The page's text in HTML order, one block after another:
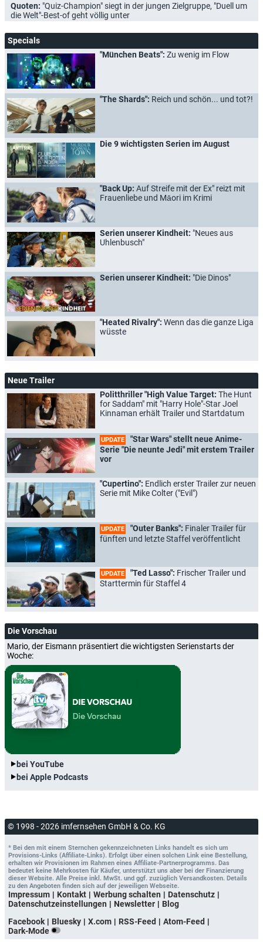
Quoten: "Quiz-Champion" siegt in der jungen Zielgruppe, "Duell um
die Welt"-Best-of geht völlig unter
Specials
"München Beats": Zu wenig im Flow
"The Shards": Reich und schön... und tot?!
Die 9 wichtigsten Serien im August
"Back Up: Auf Streife mit der Ex" reizt mit
Frauenliebe und Māori im Krimi
Serien unserer Kindheit: "Neues aus
Uhlenbusch"
Serien unserer Kindheit: "Die Dinos"
"Heated Rivalry": Wenn das die ganze Liga
wüsste
Neue Trailer
Politthriller "High Value Target: The Hunt
for Saddam" mit "Harry Hole"-Star Joel
Kinnaman erhält Trailer und Startdatum
UPDATE
"Star Wars" stellt neue Anime-
Serie "Die neunte Jedi" mit erstem Trailer
vor
"Cupertino": Endlich erster Trailer zur neuen
Serie mit Mike Colter ("Evil")
UPDATE "Outer Banks": Finaler Trailer für
fünften und letzte Staffel veröffentlicht
UPDATE "Ted Lasso": Frischer Trailer und
Starttermin für Staffel 4
Die Vorschau
Mario, der Eismann präsentiert die wichtigsten Serienstarts der
Woche:
bei YouTube
bei Apple Podcasts
© 1998 - 2026 imfernsehen GmbH & Co. KG
* Bei den mit einem Sternchen gekennzeichneten Links handelt es sich um
Provisions-Links (Affiliate-Links). Erfolgt über einen solchen Link eine Bestellung,
erhalten wir Provisionen im Rahmen eines Affiliate-Partnerprogramms. Das
bedeutet keine Mehrkosten für Käufer, unterstützt uns aber bei der Finanzierung
dieser Website. Alle Preise inkl. MwSt. und ggf. zuzüglich Versandkosten. Details
zu den Angeboten finden sich auf der jeweiligen Webseite.
Impressum Kontakt Werbung schalten
Datenschutz
Datenschutzeinstellungen
Newsletter
Blog
Facebook
Bluesky X.com RSS-Feed
Atom-Feed
Dark-Mode